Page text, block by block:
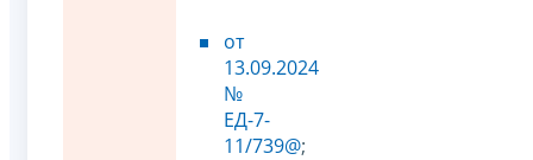
от
13.09.2024
№
ЕД-7-
11/739@;